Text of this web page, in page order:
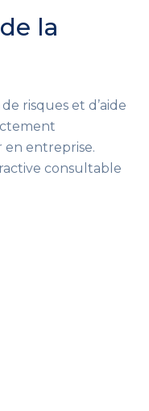
la
risques et d’aide
en entreprise.
consultable